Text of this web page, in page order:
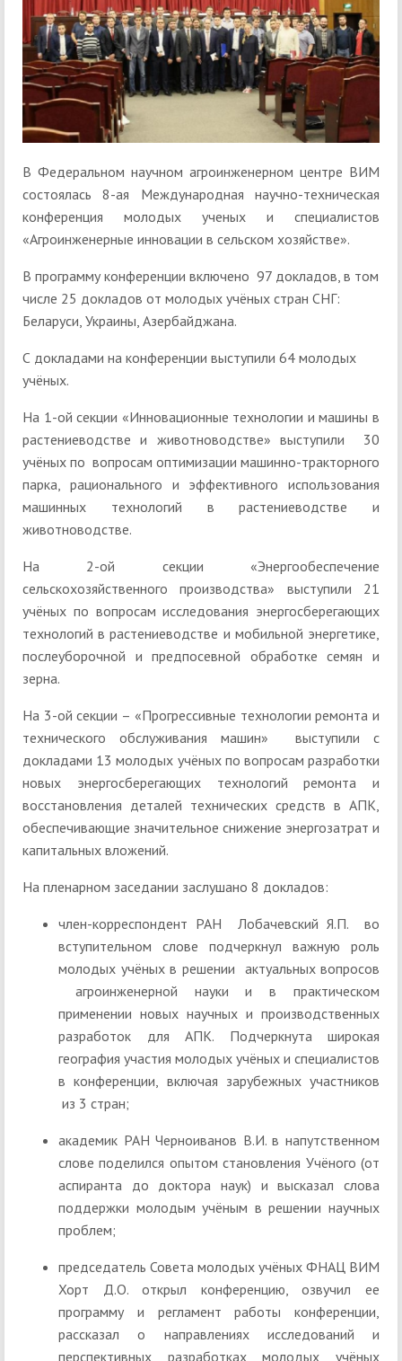
В Федеральном научном агроинженерном центре ВИМ
состоялась 8-ая Международная научно-техническая
конференция молодых ученых и специалистов
«Агроинженерные инновации в сельском хозяйстве».
В программу конференции включено 97 докладов, в том
числе 25 докладов от молодых учёных стран СНГ:
Беларуси, Украины, Азербайджана.
С докладами на конференции выступили 64 молодых
учёных.
На 1-ой секции «Инновационные технологии и машины в
растениеводстве и животноводстве» выступили 30
учёных по вопросам оптимизации машинно-тракторного
парка, рационального и эффективного использования
машинных технологий в растениеводстве и
животноводстве.
На 2-ой секции «Энергообеспечение
сельскохозяйственного производства» выступили 21
учёных по вопросам исследования энергосберегающих
технологий в растениеводстве и мобильной энергетике,
послеуборочной и предпосевной обработке семян и
зерна.
На 3-ой секции – «Прогрессивные технологии ремонта и
технического обслуживания машин» выступили с
докладами 13 молодых учёных по вопросам разработки
новых энергосберегающих технологий ремонта и
восстановления деталей технических средств в АПК,
обеспечивающие значительное снижение энергозатрат и
капитальных вложений.
На пленарном заседании заслушано 8 докладов:
член-корреспондент РАН Лобачевский Я.П. во
вступительном слове подчеркнул важную роль
молодых учёных в решении актуальных вопросов
агроинженерной науки и в практическом
применении новых научных и производственных
разработок для АПК. Подчеркнута широкая
география участия молодых учёных и специалистов
в конференции, включая зарубежных участников
из 3 стран;
академик РАН Черноиванов В.И. в напутственном
слове поделился опытом становления Учёного (от
аспиранта до доктора наук) и высказал слова
поддержки молодым учёным в решении научных
проблем;
председатель Совета молодых учёных ФНАЦ ВИМ
Хорт Д.О. открыл конференцию, озвучил ее
программу и регламент работы конференции,
рассказал о направлениях исследований и
перспективных разработках молодых учёных